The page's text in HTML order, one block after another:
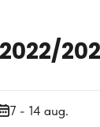
7 - 14 aug.